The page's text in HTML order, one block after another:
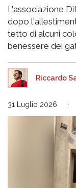
L'associazione
dopo
tetto di alcuni
benessere dei
Riccardo
31 Luglio 2026